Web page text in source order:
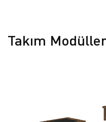
Takım